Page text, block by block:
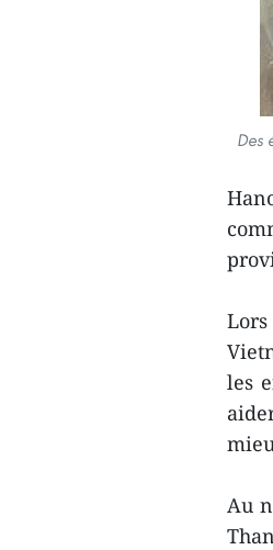
Des
les
Au